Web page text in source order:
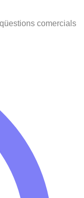
comercials